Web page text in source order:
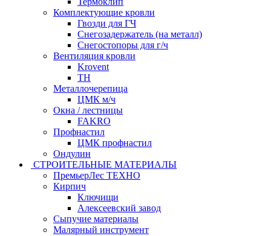
Комплектующие кровли
Гвозди для ГЧ
Снегозадержатель (на металл)
Снегостопоры для г/ч
Вентиляция кровли
Krovent
ТН
Металлочерепица
ЦМК м/ч
Окна / лестницы
FAKRO
Профнастил
ЦМК профнастил
Ондулин
СТРОИТЕЛЬНЫЕ МАТЕРИАЛЫ
ПремьерЛес ТЕХНО
Кирпич
Ключищи
Алексеевский завод
Сыпучие материалы
Малярный инструмент